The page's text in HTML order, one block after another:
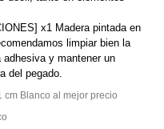
x1 Madera pintada en
limpiar bien la
y mantener un
del pegado.
cm Blanco al mejor precio